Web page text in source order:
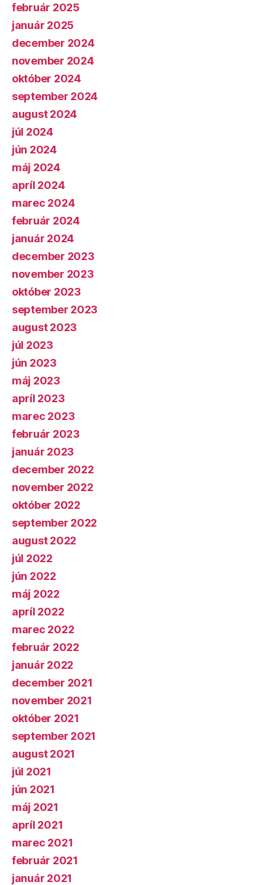
február 2025
január 2025
december 2024
november 2024
október 2024
september 2024
august 2024
júl 2024
jún 2024
máj 2024
apríl 2024
marec 2024
február 2024
január 2024
december 2023
november 2023
október 2023
september 2023
august 2023
júl 2023
jún 2023
máj 2023
apríl 2023
marec 2023
február 2023
január 2023
december 2022
november 2022
október 2022
september 2022
august 2022
júl 2022
jún 2022
máj 2022
apríl 2022
marec 2022
február 2022
január 2022
december 2021
november 2021
október 2021
september 2021
august 2021
júl 2021
jún 2021
máj 2021
apríl 2021
marec 2021
február 2021
január 2021